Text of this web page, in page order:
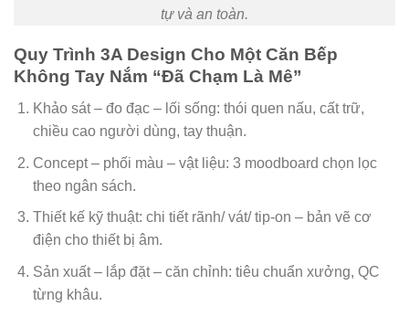
tự và an toàn.
Quy Trình 3A Design Cho Một Căn Bếp
Không Tay Nắm “Đã Chạm Là Mê”
Khảo sát – đo đạc – lối sống: thói quen nấu, cất trữ,
chiều cao người dùng, tay thuận.
Concept – phối màu – vật liệu: 3 moodboard chọn lọc
theo ngân sách.
Thiết kế kỹ thuật: chi tiết rãnh/ vát/ tip-on – bản vẽ cơ
điện cho thiết bị âm.
Sản xuất – lắp đặt – căn chỉnh: tiêu chuẩn xưởng, QC
từng khâu.